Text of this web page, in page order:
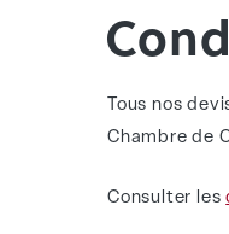
Tous nos
Chambre de
Consulter les